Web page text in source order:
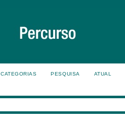
CATEGORIAS PESQUISA ATUAL